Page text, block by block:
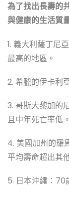
為了找出長壽的
與健康的生活質
1. 義大利薩丁尼
最高的地區。
2. 希臘的伊卡利
3. 哥斯大黎加的
且中年死亡率低。
4. 美國加州的羅
平均壽命超出其
5. 日本沖繩：70